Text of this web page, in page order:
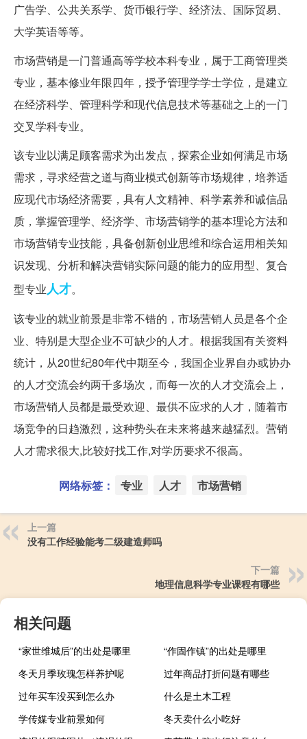
广告学、公共关系学、货币银行学、经济法、国际贸易、
大学英语等等。
市场营销是一门普通高等学校本科专业，属于工商管理类
专业，基本修业年限四年，授予管理学学士学位，是建立
在经济科学、管理科学和现代信息技术等基础之上的一门
交叉学科专业。
该专业以满足顾客需求为出发点，探索企业如何满足市场
需求，寻求经营之道与商业模式创新等市场规律，培养适
应现代市场经济需要，具有人文精神、科学素养和诚信品
质，掌握管理学、经济学、市场营销学的基本理论方法和
市场营销专业技能，具备创新创业思维和综合运用相关知
识发现、分析和解决营销实际问题的能力的应用型、复合
型专业人才。
该专业的就业前景是非常不错的，市场营销人员是各个企
业、特别是大型企业不可缺少的人才。根据我国有关资料
统计，从20世纪80年代中期至今，我国企业界自办或协办
的人才交流会约两千多场次，而每一次的人才交流会上，
市场营销人员都是最受欢迎、最供不应求的人才，随着市
场竞争的日趋激烈，这种势头在未来将越来越猛烈。营销
人才需求很大,比较好找工作,对学历要求不很高。
网络标签： 专业 人才 市场营销
上一篇
没有工作经验能考二级建造师吗
下一篇
地理信息科学专业课程有哪些
相关问题
“家世维城后”的出处是哪里
“作固作镇”的出处是哪里
冬天月季玫瑰怎样养护呢
过年商品打折问题有哪些
过年买车没买到怎么办
什么是土木工程
学传媒专业前景如何
冬天卖什么小吃好